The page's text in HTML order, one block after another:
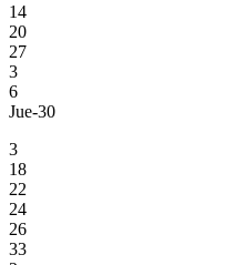
14
20
27
3
6
Jue-30
3
18
22
24
26
33